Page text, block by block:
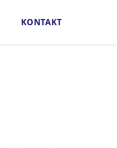
KONTAKT